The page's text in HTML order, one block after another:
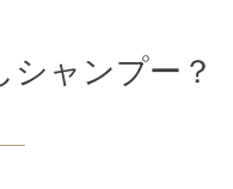
ャンプー？